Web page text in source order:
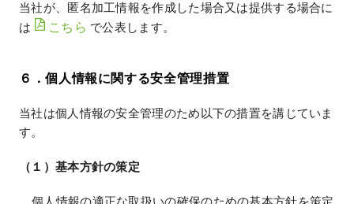
当社が、匿名加工情報を作成した場合又は提供する場合に
は
こちら で公表します。
６．個人情報に関する安全管理措置
当社は個人情報の安全管理のため以下の措置を講じていま
す。
（１）基本方針の策定